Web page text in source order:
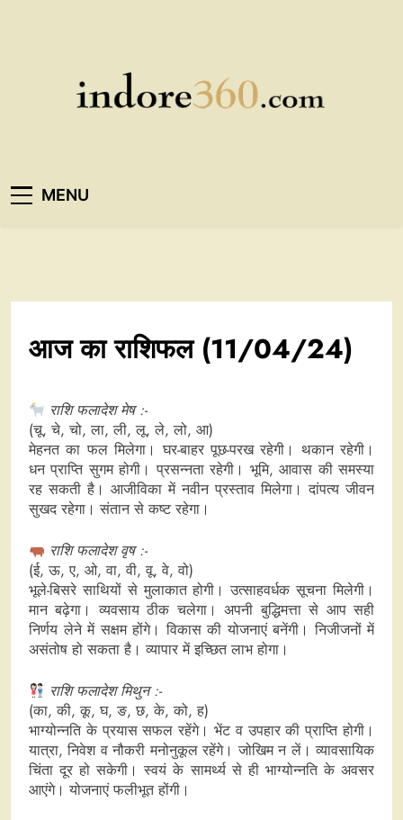
Indore360
MENU
आज का राशिफल (11/04/24)
राशि फलादेश मेष :-
(चू, चे, चो, ला, ली, लू, ले, लो, आ)
मेहनत का फल मिलेगा। घर-बाहर पूछ-परख रहेगी। थकान रहेगी।
धन प्राप्ति सुगम होगी। प्रसन्नता रहेगी। भूमि, आवास की समस्या
रह सकती है। आजीविका में नवीन प्रस्ताव मिलेगा। दांपत्य जीवन
सुखद रहेगा। संतान से कष्ट रहेगा।
राशि फलादेश वृष :-
(ई, ऊ, ए, ओ, वा, वी, वू, वे, वो)
भूले-बिसरे साथियों से मुलाकात होगी। उत्साहवर्धक सूचना मिलेगी।
मान बढ़ेगा। व्यवसाय ठीक चलेगा। अपनी बुद्धिमत्ता से आप सही
निर्णय लेने में सक्षम होंगे। विकास की योजनाएं बनेंगी। निजीजनों में
असंतोष हो सकता है। व्यापार में इच्छित लाभ होगा।
राशि फलादेश मिथुन :-
(का, की, कू, घ, ङ, छ, के, को, ह)
भाग्योन्नति के प्रयास सफल रहेंगे। भेंट व उपहार की प्राप्ति होगी।
यात्रा, निवेश व नौकरी मनोनुकूल रहेंगे। जोखिम न लें। व्यावसायिक
चिंता दूर हो सकेगी। स्वयं के सामर्थ्य से ही भाग्योन्नति के अवसर
आएंगे। योजनाएं फलीभूत होंगी।